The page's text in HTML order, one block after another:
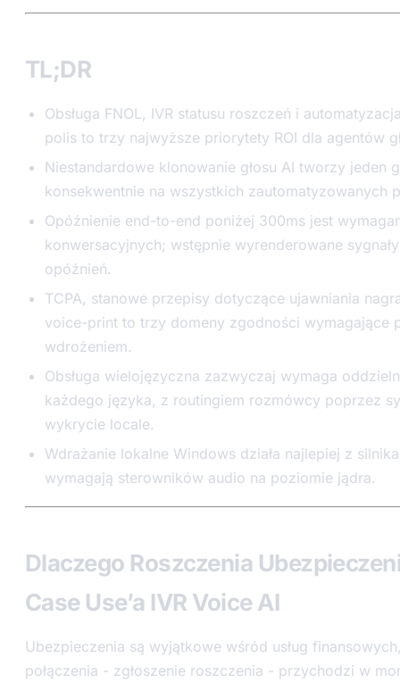
TL;DR
Obsługa FNOL, IVR statusu roszczeń i
polis to trzy najwyższe priorytety ROI dla agentów
Niestandardowe klonowanie głosu AI tworzy jeden
konsekwentnie na wszystkich zautomatyzowanych
Opóźnienie end-to-end poniżej 300ms jest
konwersacyjnych; wstępnie wyrenderowane
opóźnień.
TCPA, stanowe przepisy dotyczące ujawniania
voice-print to trzy domeny zgodności wymagające
wdrożeniem.
Obsługa wielojęzyczna zazwyczaj wymaga
każdego języka, z routingiem rozmówcy poprzez
wykrycie locale.
Wdrażanie lokalne Windows działa najlepiej z
wymagają sterowników audio na poziomie jądra.
Dlaczego Roszczenia
Case Use’a IVR Voice AI
Ubezpieczenia są wyjątkowe wśród usług
połączenia - zgłoszenie roszczenia - przychodzi w